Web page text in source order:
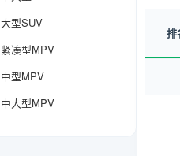
大型SUV
紧凑型MPV
中型MPV
中大型MPV
排